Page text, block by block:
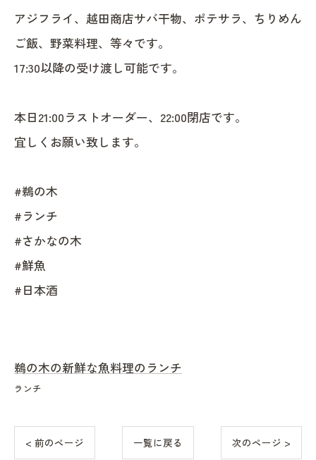
アジフライ、越田商店サバ干物、ポテサラ、ちりめん
ご飯、野菜料理、等々です。
17:30以降の受け渡し可能です。
本日21:00ラストオーダー、22:00閉店です。
宜しくお願い致します。
#鵜の木
#ランチ
#さかなの木
#鮮魚
#日本酒
鵜の木の新鮮な魚料理のランチ
ランチ
< 前のページ 一覧に戻る 次のページ >